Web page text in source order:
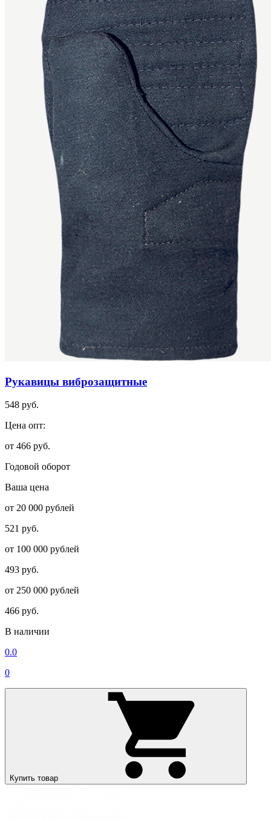
Рукавицы виброзащитные
548 руб.
Цена опт:
от 466 руб.
Годовой оборот
Ваша цена
от 20 000 рублей
521 руб.
от 100 000 рублей
493 руб.
от 250 000 рублей
466 руб.
В наличии
0.0
0
Купить товар